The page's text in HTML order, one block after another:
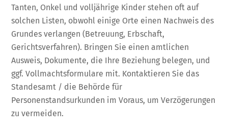
Tanten, Onkel und volljährige Kinder stehen oft auf
solchen Listen, obwohl einige Orte einen Nachweis des
Grundes verlangen (Betreuung, Erbschaft,
Gerichtsverfahren). Bringen Sie einen amtlichen
Ausweis, Dokumente, die Ihre Beziehung belegen, und
ggf. Vollmachtsformulare mit. Kontaktieren Sie das
Standesamt / die Behörde für
Personenstandsurkunden im Voraus, um Verzögerungen
zu vermeiden.